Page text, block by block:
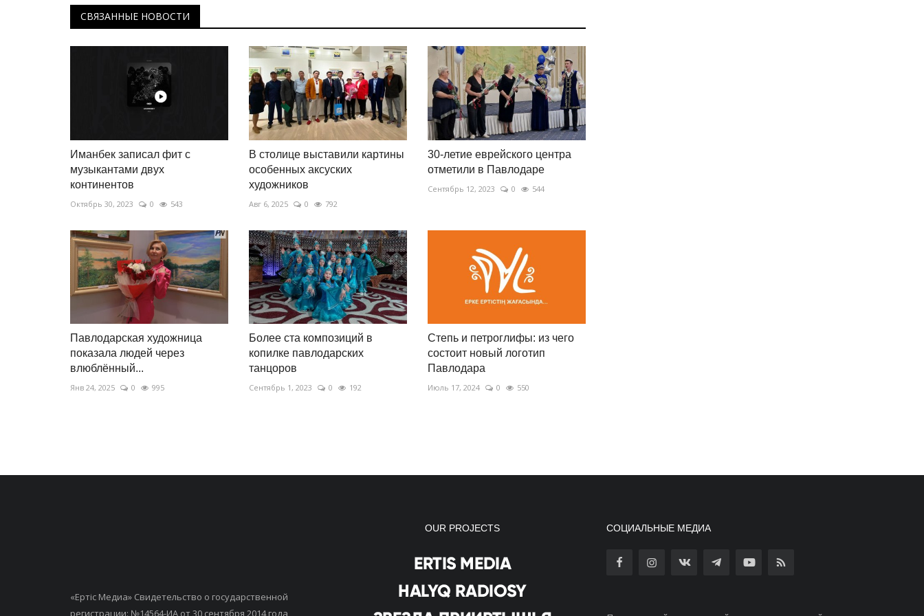
СВЯЗАННЫЕ НОВОСТИ
Иманбек записал фит с
музыкантами двух
континентов
Октябрь 30, 2023 0 543
В столице выставили картины
особенных аксуских
художников
Авг 6, 2025 0 792
30-летие еврейского центра
отметили в Павлодаре
Сентябрь 12, 2023 0 544
Павлодарская художница
показала людей через
влюблённый...
Янв 24, 2025 0 995
Более ста композиций в
копилке павлодарских
танцоров
Сентябрь 1, 2023 0 192
Степь и петроглифы: из чего
состоит новый логотип
Павлодара
Июль 17, 2024 0 550
«Ертiс Медиа» Свидетельство о государственной
регистрации: №14564-ИА от 30 сентября 2014 года,
OUR PROJECTS СОЦИАЛЬНЫЕ МЕДИА